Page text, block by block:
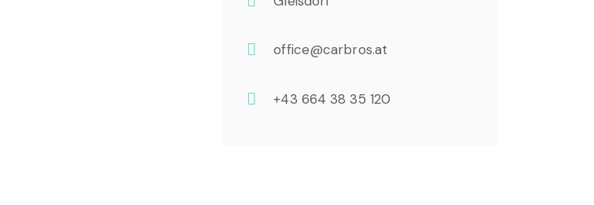
office@carbros.at
‭+43 664 38 35 120‬